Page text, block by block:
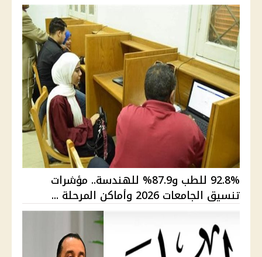
92.8% للطب و87.9% للهندسة.. مؤشرات
تنسيق الجامعات 2026 وأماكن المرحلة ...